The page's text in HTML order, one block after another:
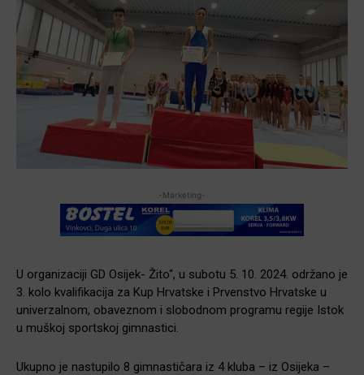
-Marketing-
U organizaciji GD Osijek- Žito“, u subotu 5. 10. 2024. održano je
3. kolo kvalifikacija za Kup Hrvatske i Prvenstvo Hrvatske u
univerzalnom, obaveznom i slobodnom programu regije Istok
u muškoj sportskoj gimnastici.
Ukupno je nastupilo 8 gimnastičara iz 4 kluba – iz Osijeka –